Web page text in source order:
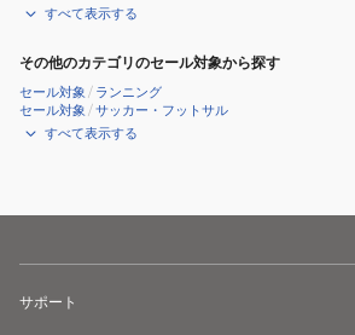
すべて表示する
その他のカテゴリのセール対象から探す
セール対象 / ランニング
セール対象 /サッカー・フットサル
すべて表示する
サポート